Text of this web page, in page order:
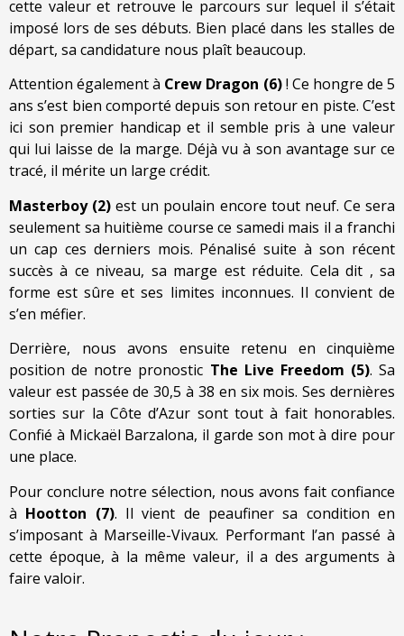
cette valeur et retrouve le parcours sur lequel il s’était
imposé lors de ses débuts. Bien placé dans les stalles de
départ, sa candidature nous plaît beaucoup.
Attention également à Crew Dragon (6)! Ce hongre de 5
ans s’est bien comporté depuis son retour en piste. C’est
ici son premier handicap et il semble pris à une valeur
qui lui laisse de la marge. Déjà vu à son avantage sur ce
tracé, il mérite un large crédit.
Masterboy (2) est un poulain encore tout neuf. Ce sera
seulement sa huitième course ce samedi mais il a franchi
un cap ces derniers mois. Pénalisé suite à son récent
succès à ce niveau, sa marge est réduite. Cela dit , sa
forme est sûre et ses limites inconnues. Il convient de
s’en méfier.
Derrière, nous avons ensuite retenu en cinquième
position de notre pronostic The Live Freedom (5). Sa
valeur est passée de 30,5 à 38 en six mois. Ses dernières
sorties sur la Côte d’Azur sont tout à fait honorables.
Confié à Mickaël Barzalona, il garde son mot à dire pour
une place.
Pour conclure notre sélection, nous avons fait confiance
à Hootton (7). Il vient de peaufiner sa condition en
s’imposant à Marseille-Vivaux. Performant l’an passé à
cette époque, à la même valeur, il a des arguments à
faire valoir.